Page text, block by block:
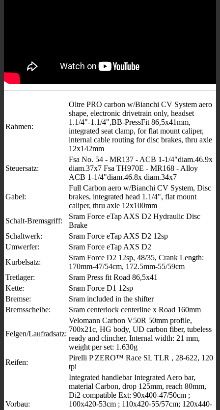
Rahmen:
Oltre PRO carbon w/Bianchi CV System aero
shape, electronic drivetrain only, headset
1.1/4"-1.1/4",BB-PressFit 86,5x41mm,
integrated seat clamp, for flat mount caliper,
internal cable routing for disc brakes, thru axle
12x142mm
Steuersatz:
Fsa No. 54 - MR137 - ACB 1-1/4"diam.46.9x
diam.37x7 Fsa TH970E - MR168 - Alloy
ACB 1-1/4"diam.46.8x diam.34x7
Gabel:
Full Carbon aero w/Bianchi CV System, Disc
brakes, integrated head 1.1/4", flat mount
caliper, thru axle 12x100mm
Schalt-Bremsgriff:
Sram Force eTap AXS D2 Hydraulic Disc
Brake
Schaltwerk:
Sram Force eTap AXS D2 12sp
Umwerfer:
Sram Force eTap AXS D2
Kurbelsatz:
Sram Force D2 12sp, 48/35, Crank Length:
170mm-47/54cm, 172.5mm-55/59cm
Tretlager:
Sram Press fit Road 86,5x41
Kette:
Sram Force D1 12sp
Bremse:
Sram included in the shifter
Bremsscheibe:
Sram centerlock centerline x Road 160mm
Felgen/Laufradsatz:
Velomann Carbon V50R 50mm profile,
700x21c, HG body, UD carbon fiber, tubeless
ready and clincher, Internal width: 21 mm,
weight per set: 1.630g
Reifen:
Pirelli P ZERO™ Race SL TLR , 28-622, 120
tpi
Vorbau:
Integrated handlebar Integrated Aero bar,
material Carbon, drop 125mm, reach 80mm,
Di2 compatible Ext: 90x400-47/50cm ;
100x420-53cm ; 110x420-55/57cm; 120x440-